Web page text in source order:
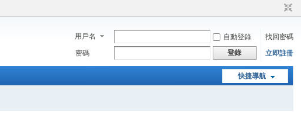
用戶名 自動登錄
找回密碼
密碼
登錄 立即註冊
快捷導航